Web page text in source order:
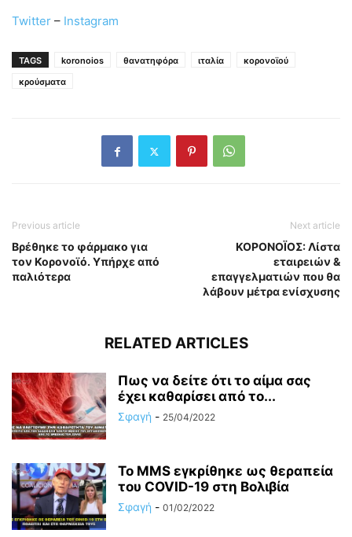
Twitter – Instagram
TAGS koronoios θανατηφόρα ιταλία
κορονοϊού
κρούσματα
Previous article
Βρέθηκε το φάρμακο για
τον Κορονοϊό. Υπήρχε από
παλιότερα
Next article
ΚΟΡΟΝΟΪΟΣ: Λίστα
εταιρειών &
επαγγελματιών που θα
λάβουν μέτρα ενίσχυσης
RELATED ARTICLES
Πως να δείτε ότι το αίμα σας
έχει καθαρίσει από το...
Σφαγή - 25/04/2022
Το MMS εγκρίθηκε ως θεραπεία
του COVID-19 στη Βολιβία
Σφαγή - 01/02/2022